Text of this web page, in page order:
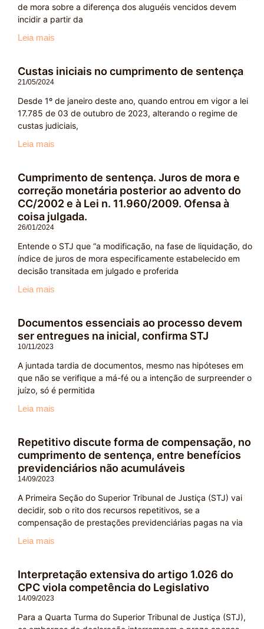
de mora sobre a diferença dos aluguéis vencidos devem
incidir a partir da
Leia mais
Custas iniciais no cumprimento de sentença
21/05/2024
Desde 1º de janeiro deste ano, quando entrou em vigor a lei
17.785 de 03 de outubro de 2023, alterando o regime de
custas judiciais,
Leia mais
Cumprimento de sentença. Juros de mora e
correção monetária posterior ao advento do
CC/2002 e à Lei n. 11.960/2009. Ofensa à
coisa julgada.
26/01/2024
Entende o STJ que “a modificação, na fase de liquidação, do
índice de juros de mora especificamente estabelecido em
decisão transitada em julgado e proferida
Leia mais
Documentos essenciais ao processo devem
ser entregues na inicial, confirma STJ
10/11/2023
A juntada tardia de documentos, mesmo nas hipóteses em
que não se verifique a má-fé ou a intenção de surpreender o
juízo, só é permitida
Leia mais
Repetitivo discute forma de compensação, no
cumprimento de sentença, entre benefícios
previdenciários não acumuláveis
14/09/2023
A Primeira Seção do Superior Tribunal de Justiça (STJ) vai
decidir, sob o rito dos recursos repetitivos, se a
compensação de prestações previdenciárias pagas na via
Leia mais
Interpretação extensiva do artigo 1.026 do
CPC viola competência do Legislativo
14/09/2023
Para a Quarta Turma do Superior Tribunal de Justiça (STJ),